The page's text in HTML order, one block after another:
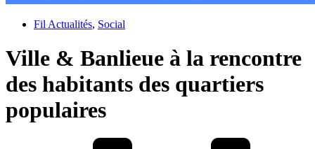
Fil Actualités, Social
Ville & Banlieue à la rencontre
des habitants des quartiers
populaires